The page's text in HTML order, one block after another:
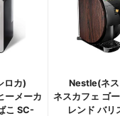
ロカ)
ーメーカ
こ SC-
Nestle(ネ
ネスカフェ ゴ
レンド バリ